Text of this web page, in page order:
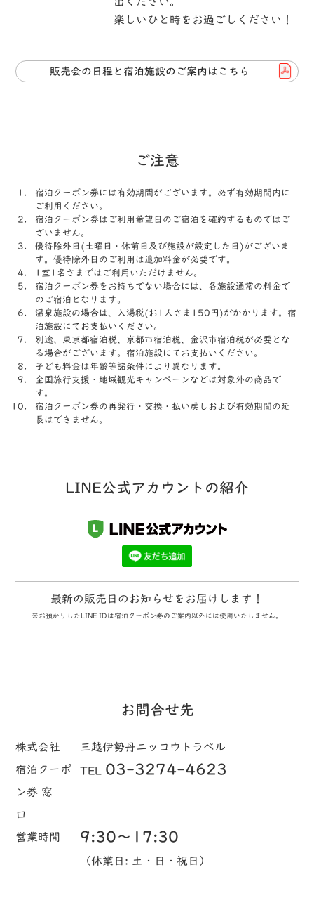
楽しいひと時をお過ごしください！
販売会の日程と宿泊施設のご案内はこちら
ご注意
宿泊クーポン券には有効期間がございます。必ず有効期間内に
ご利⽤ください。
宿泊クーポン券はご利用希望日のご宿泊を確約するものではご
ざいません。
優待除外日(土曜日・休前日及び施設が設定した日)がございま
す。優待除外日のご利用は追加料金が必要です。
1室1名さまではご利⽤いただけません。
宿泊クーポン券をお持ちでない場合には、各施設通常の料金で
のご宿泊となります。
温泉施設の場合は、入湯税(お1人さま150円)がかかります。宿
泊施設にてお支払いください。
別途、東京都宿泊税、京都市宿泊税、金沢市宿泊税が必要とな
る場合がございます。宿泊施設にてお支払いください。
子ども料金は年齢等諸条件により異なります。
全国旅行支援・地域観光キャンペーンなどは対象外の商品で
す。
宿泊クーポン券の再発⾏・交換・払い戻しおよび有効期間の延
⻑はできません。
LINE公式アカウントの紹介
最新の販売日のお知らせをお届けします！
※お預かりしたLINE IDは宿泊クーポン券のご案内以外には使用いたしません。
お問合せ先
株式会社
三越伊勢丹ニッコウトラベル
宿泊クーポ
ン券 窓
口
TEL 03-3274-4623
営業時間 9:30～17:30
（休業日: 土・日・祝日）